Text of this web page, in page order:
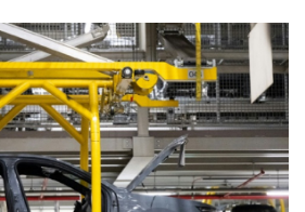
Lippert sprintet am Etappensieg vorbei
Müller gewinnen Synchron-Bronze
Länder drohen mit Klage
in den USA auf
bei Angriffen im Jemen getötet - Huthis